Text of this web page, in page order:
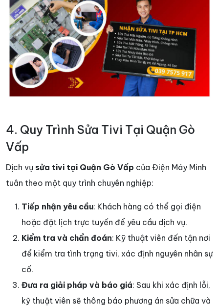
4. Quy Trình Sửa Tivi Tại Quận Gò
Vấp
Dịch vụ sửa tivi tại Quận Gò Vấp của Điện Máy Minh
tuân theo một quy trình chuyên nghiệp:
Tiếp nhận yêu cầu: Khách hàng có thể gọi điện
hoặc đặt lịch trực tuyến để yêu cầu dịch vụ.
Kiểm tra và chẩn đoán: Kỹ thuật viên đến tận nơi
để kiểm tra tình trạng tivi, xác định nguyên nhân sự
cố.
Đưa ra giải pháp và báo giá: Sau khi xác định lỗi,
kỹ thuật viên sẽ thông báo phương án sửa chữa và